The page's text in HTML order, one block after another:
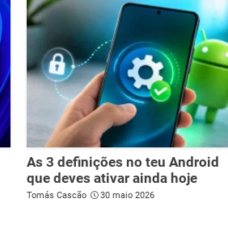
As 3 definições no teu Android
que deves ativar ainda hoje
Tomás Cascão 30 maio 2026